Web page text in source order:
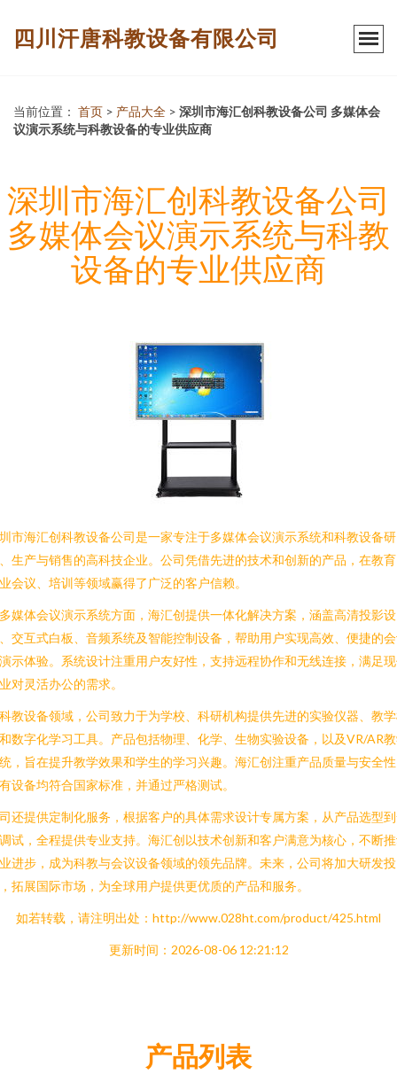
四川汗唐科教设备有限公司
当前位置： 首页 > 产品大全 > 深圳市海汇创科教设备公司 多媒体会
议演示系统与科教设备的专业供应商
深圳市海汇创科教设备公司
多媒体会议演示系统与科教
设备的专业供应商
市海汇创科教设备公司是一家专注于多媒体会议演示系统和科教设备研
生产与销售的高科技企业。公司凭借先进的技术和创新的产品，在教
会议、培训等领域赢得了广泛的客户信赖。
媒体会议演示系统方面，海汇创提供一体化解决方案，涵盖高清投影设
交互式白板、音频系统及智能控制设备，帮助用户实现高效、便捷的
示体验。系统设计注重用户友好性，支持远程协作和无线连接，满足
对灵活办公的需求。
教设备领域，公司致力于为学校、科研机构提供先进的实验仪器、教
数字化学习工具。产品包括物理、化学、生物实验设备，以及VR/AR
，旨在提升教学效果和学生的学习兴趣。海汇创注重产品质量与安全
设备均符合国家标准，并通过严格测试。
还提供定制化服务，根据客户的具体需求设计专属方案，从产品选型
试，全程提供专业支持。海汇创以技术创新和客户满意为核心，不断
进步，成为科教与会议设备领域的领先品牌。未来，公司将加大研发投
拓展国际市场，为全球用户提供更优质的产品和服务。
如若转载，请注明出处：http://www.028ht.com/product/425.html
更新时间：2026-08-06 12:21:12
产品列表